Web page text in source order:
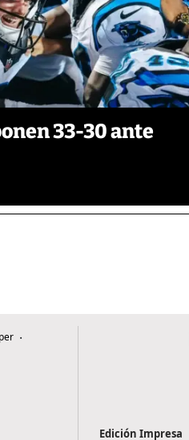
33-30 ante
Edición Impresa